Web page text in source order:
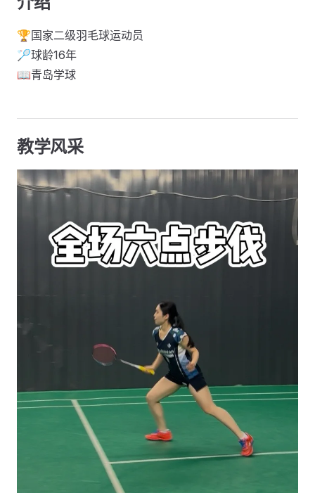
🏆国家二级羽毛球运动员
🏸球龄16年
📖青岛学球
教学风采